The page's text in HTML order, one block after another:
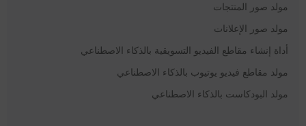
مولد صور المنتجات
مولد صور الإعلانات
أداة إنشاء مقاطع الفيديو التسويقية بالذكاء الاصطناعي
مولد مقاطع فيديو يوتيوب بالذكاء الاصطناعي
مولد البودكاست بالذكاء الاصطناعي